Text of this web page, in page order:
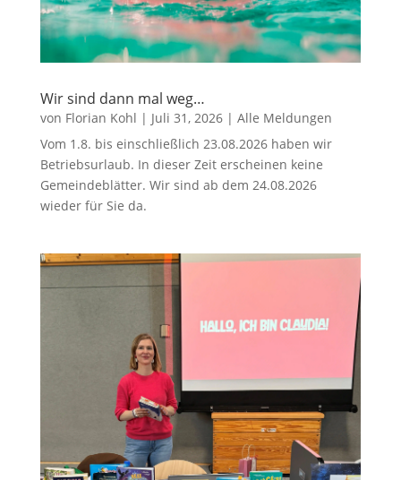
Wir sind dann mal weg…
von Florian Kohl | Juli 31, 2026| Alle Meldungen
Vom 1.8. bis einschließlich 23.08.2026 haben wir
Betriebsurlaub. In dieser Zeit erscheinen keine
Gemeindeblätter. Wir sind ab dem 24.08.2026
wieder für Sie da.